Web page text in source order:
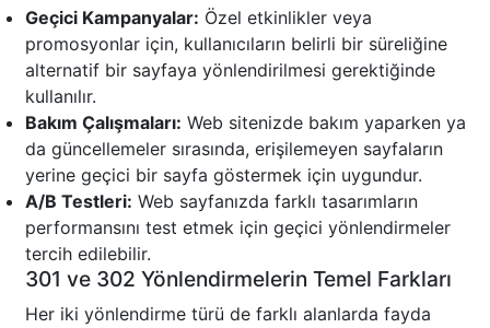
Geçici Kampanyalar: Özel etkinlikler veya
promosyonlar için, kullanıcıların belirli bir süreliğine
alternatif bir sayfaya yönlendirilmesi gerektiğinde
kullanılır.
Bakım Çalışmaları: Web sitenizde bakım yaparken ya
da güncellemeler sırasında, erişilemeyen sayfaların
yerine geçici bir sayfa göstermek için uygundur.
A/B Testleri: Web sayfanızda farklı tasarımların
performansını test etmek için geçici yönlendirmeler
tercih edilebilir.
301 ve 302 Yönlendirmelerin Temel Farkları
Her iki yönlendirme türü de farklı alanlarda fayda